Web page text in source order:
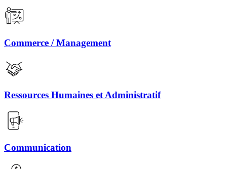
Commerce / Management
Ressources Humaines et Administratif
Communication